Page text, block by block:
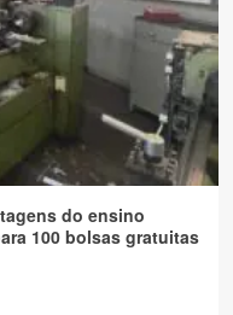
do ensino
100 bolsas gratuitas